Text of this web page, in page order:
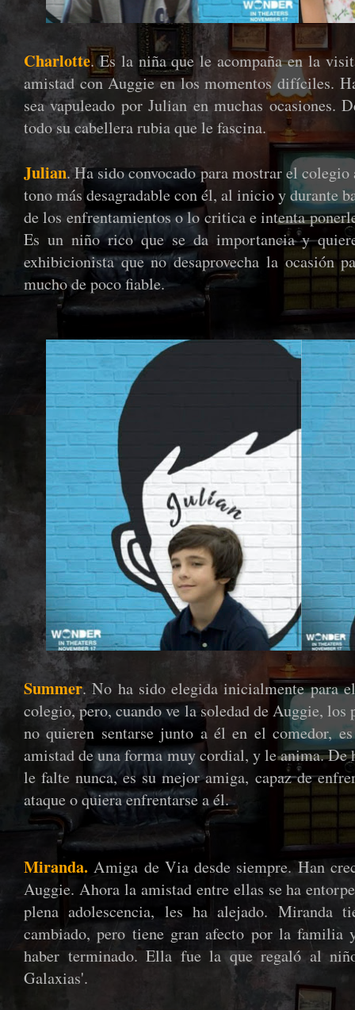
Charlotte. Es la niña que le acompaña en la
amistad con Auggie en los momentos difíciles.
sea vapuleado por Julian en muchas ocasiones.
todo su cabellera rubia que le fascina.
Julian. Ha sido convocado para mostrar el
tono más desagradable con él, al inicio y durante
de los enfrentamientos o lo critica e intenta
Es un niño rico que se da importancia y
exhibicionista que no desaprovecha la ocasión
mucho de poco fiable.
Summer. No ha sido elegida inicialmente para
colegio, pero, cuando ve la soledad de Auggie,
no quieren sentarse junto a él en el comedor,
amistad de una forma muy cordial, y le anima.
le falte nunca, es su mejor amiga, capaz de
ataque o quiera enfrentarse a él.
Miranda. Amiga de Via desde siempre. Han
Auggie. Ahora la amistad entre ellas se ha
plena adolescencia, les ha alejado. Miranda
cambiado, pero tiene gran afecto por la familia
haber terminado. Ella fue la que regaló al
Galaxias'.